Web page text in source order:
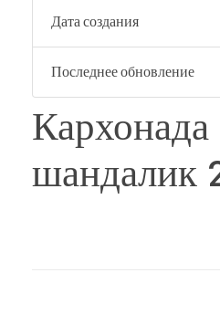
Дата создания
Последнее обновление
Кархонада
шандалик